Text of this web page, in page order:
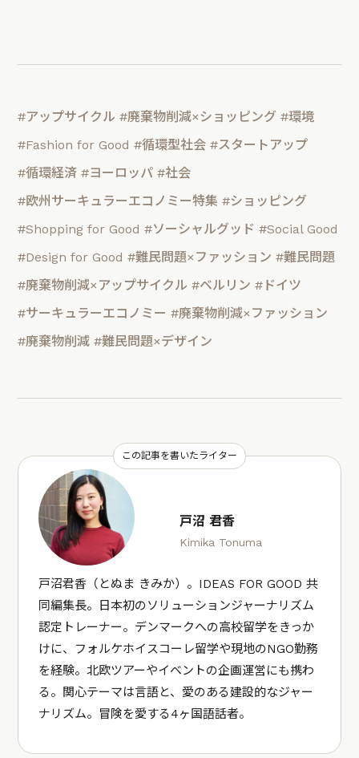
#アップサイクル #廃棄物削減×ショッピング #環境
#Fashion for Good #循環型社会 #スタートアップ
#循環経済 #ヨーロッパ #社会
#欧州サーキュラーエコノミー特集 #ショッピング
#Shopping for Good #ソーシャルグッド #Social Good
#Design for Good #難民問題×ファッション #難民問題
#廃棄物削減×アップサイクル #ベルリン #ドイツ
#サーキュラーエコノミー #廃棄物削減×ファッション
#廃棄物削減 #難民問題×デザイン
この記事を書いたライター
戸沼 君香
Kimika Tonuma
戸沼君香（とぬま きみか）。IDEAS FOR GOOD 共
同編集長。日本初のソリューションジャーナリズム
認定トレーナー。デンマークへの高校留学をきっか
けに、フォルケホイスコーレ留学や現地のNGO勤務
を経験。北欧ツアーやイベントの企画運営にも携わ
る。関心テーマは言語と、愛のある建設的なジャー
ナリズム。冒険を愛する4ヶ国語話者。